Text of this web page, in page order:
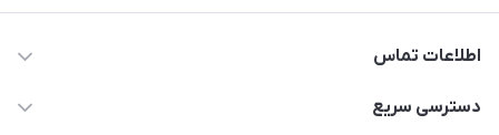
اطلاعات تماس
09106753413
دسترسی سریع